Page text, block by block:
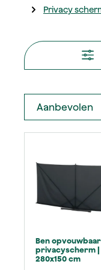
Privacy
Ben opvouwbaar
privacyscherm |
280x150 cm